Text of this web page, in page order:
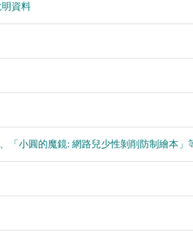
資料
小圓的魔鏡: 網路兒少性剝削防制繪本」